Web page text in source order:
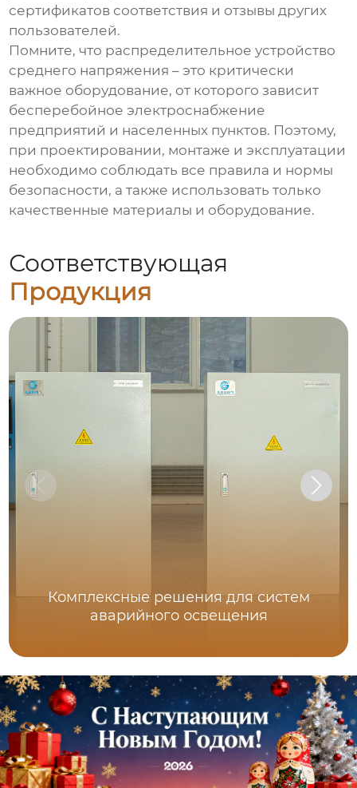
сертификатов соответствия и отзывы других
пользователей.
Помните, что распределительное устройство
среднего напряжения – это критически
важное оборудование, от которого зависит
бесперебойное электроснабжение
предприятий и населенных пунктов. Поэтому,
при проектировании, монтаже и эксплуатации
необходимо соблюдать все правила и нормы
безопасности, а также использовать только
качественные материалы и оборудование.
Соответствующая
Продукция
Комплексные решения для систем
аварийного освещения